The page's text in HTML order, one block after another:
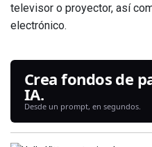
televisor o proyector, así
electrónico.
Crea fondos de
IA.
Desde un prompt, en segundos.